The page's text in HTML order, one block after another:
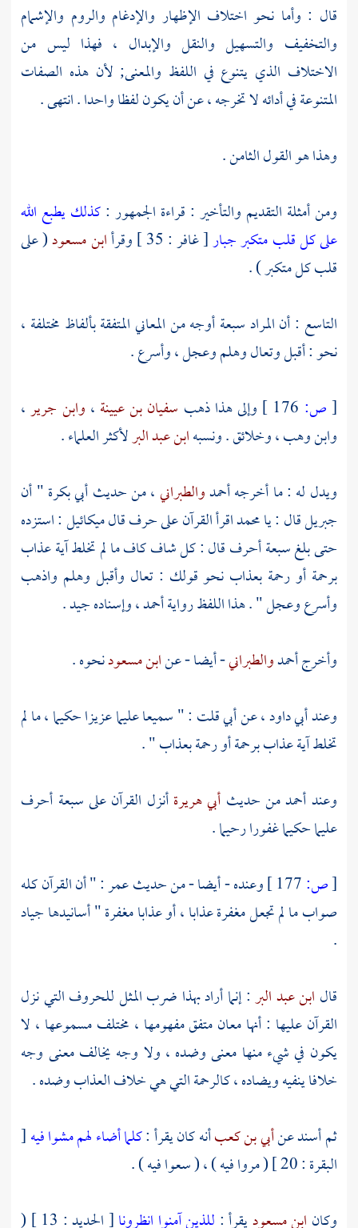
قال : وأما نحو اختلاف الإظهار والإدغام والروم والإشمام
والتخفيف والتسهيل والنقل والإبدال ، فهذا ليس من
الاختلاف الذي يتنوع في اللفظ والمعنى; لأن هذه الصفات
المتنوعة في أدائه لا تخرجه ، عن أن يكون لفظا واحدا . انتهى .
وهذا هو القول الثامن .
ومن أمثلة التقديم والتأخير : قراءة الجمهور :كذلك يطبع الله
على كل قلب متكبر جبار[ غافر : 35 ] وقرأ ابن مسعود( على
قلب كل متكبر ) .
التاسع : أن المراد سبعة أوجه من المعاني المتفقة بألفاظ مختلفة ،
نحو : أقبل وتعال وهلم وعجل ، وأسرع .
[ص: وإلى هذا ذهب سفيان بن عيينة ، وابن جرير،
وابن وهب، وخلائق . ونسبهابن عبد البرلأكثر العلماء .
ويدل له : ما أخرجهأحمدوالطبراني، من حديثأبي بكرة" أن
جبريلقال : يامحمداقرأ القرآن على حرف قالميكائيل: استزده
حتى بلغ سبعة أحرف قال : كل شاف كاف ما لم تخلط آية عذاب
برحمة أو رحمة بعذاب نحو قولك : تعال وأقبل وهلم واذهب
وأسرع وعجل " . هذا اللفظ روايةأحمد، وإسناده جيد .
وأخرجأحمدوالطبراني- أيضا - عنابن مسعودنحوه .
وعندأبي داود ،عنأبيقلت : " سميعا عليما عزيزا حكيما ، ما لم
تخلط آية عذاب برحمة أو رحمة بعذاب " .
وعندأحمدمن حديث أبي هريرةأنزل القرآن على سبعة أحرف
عليما حكيما غفورا رحيما .
[ص: وعنده - أيضا - من حديثعمر: " أن القرآن كله
صواب ما لم تجعل مغفرة عذابا ، أو عذابا مغفرة " أسانيدها جياد
.
قال ابن عبد البر: إنما أراد بهذا ضرب المثل للحروف التي نزل
القرآن عليها : أنها معان متفق مفهومها ، مختلف مسموعها ، لا
يكون في شيء منها معنى وضده ، ولا وجه يخالف معنى وجه
خلافا ينفيه ويضاده ، كالرحمة التي هي خلاف العذاب وضده .
ثم أسند عنأبي بن كعبأنه كان يقرأ :كلما أضاء لهم مشوا فيه[
البقرة : 20 ] ( مروا فيه ) ، ( سعوا فيه ) .
وكان ابن مسعوديقرأ : للذين آمنوا انظرونا [ الحديد : 13 ] (